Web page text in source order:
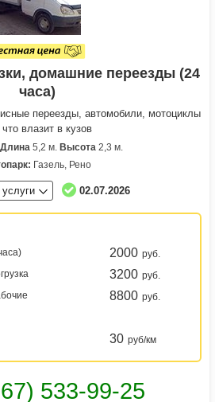
домашние переезды (24
часа)
переезды, автомобили, мотоциклы
что влазит в кузов
Длина5,2 м. Высота2,3 м.
Газель, Рено
02.07.2026
2000 руб.
3200 руб.
8800 руб.
30 руб/км